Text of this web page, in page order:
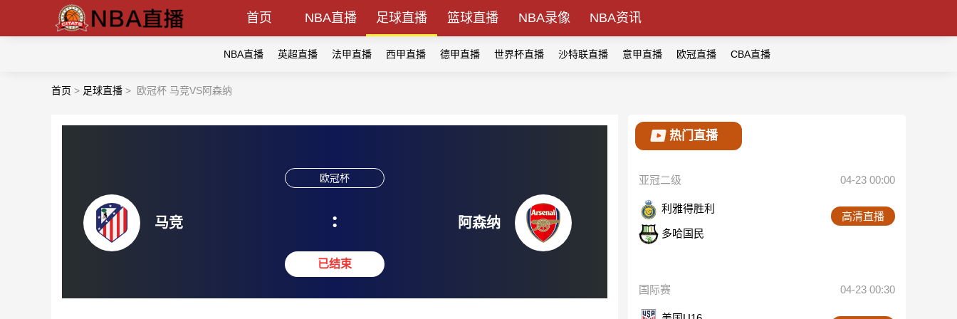
首页 NBA直播 足球直播 篮球直播 NBA录像 NBA资讯
NBA直播 英超直播 法甲直播 西甲直播 德甲直播 世界杯直播 沙特联直播 意甲直播 欧冠直播 CBA直播
首页 > 足球直播 > 欧冠杯 马竞VS阿森纳
马竞
欧冠杯
:
已结束
阿森纳
热门直播
亚冠二级 04-23 00:00
利雅得胜利
多哈国民
高清直播
国际赛 04-23 00:30